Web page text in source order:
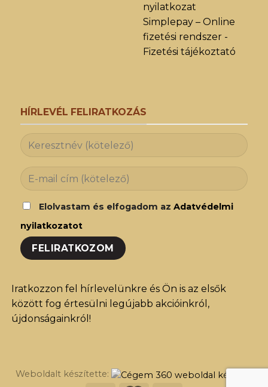
nyilatkozat
Simplepay – Online
fizetési rendszer -
Fizetési tájékoztató
HÍRLEVÉL FELIRATKOZÁS
Elolvastam és elfogadom az Adatvédelmi
nyilatkozatot
Iratkozzon fel hírlevelünkre és Ön is az elsők
között fog értesülni legújabb akcióinkról,
újdonságainkról!
Weboldalt készítette: